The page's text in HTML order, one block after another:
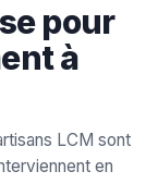
pour
à
LCM sont
en